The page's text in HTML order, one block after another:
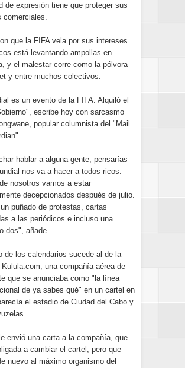
de expresión tiene que proteger sus
comerciales.
que la FIFA vela por sus intereses
está levantando ampollas en
y el malestar corre como la pólvora
y entre muchos colectivos.
es un evento de la FIFA. Alquiló el
escribe hoy con sarcasmo
popular columnista del "Mail
hablar a alguna gente, pensarías
nos va a hacer a todos ricos.
nosotros vamos a estar
decepcionados después de julio.
puñado de protestas, cartas
a las periódicos e incluso una
dos", añade.
de los calendarios sucede al de la
una compañía aérea de
que se anunciaba como "la línea
de ya sabes qué" en un cartel en
el estadio de Ciudad del Cabo y
envió una carta a la compañía, que
a cambiar el cartel, pero que
nuevo al máximo organismo del